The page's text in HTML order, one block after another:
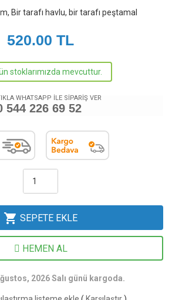
Bir tarafı havlu, bir tarafı peştamal
520.00 TL
stoklarımızda mevcuttur.
WHATSAPP İLE SİPARİŞ VER
544 226 69 52
shopping_cart SEPETE EKLE
HEMEN AL
2026 Salı günü kargoda.